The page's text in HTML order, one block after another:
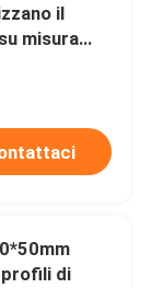
il
misura
profili di